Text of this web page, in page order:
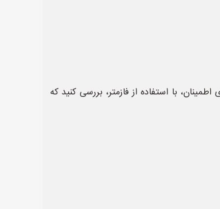
با استفاده از فازمتر، بررسی کنید که